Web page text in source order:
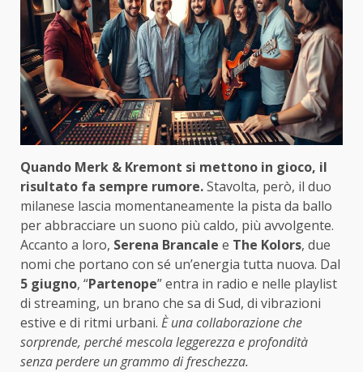
Quando Merk & Kremont si mettono in gioco, il
risultato fa sempre rumore.Stavolta, però, il duo
milanese lascia momentaneamente la pista da ballo
per abbracciare un suono più caldo, più avvolgente.
Accanto a loro, Serena Brancale e The Kolors, due
nomi che portano con sé un’energia tutta nuova. Dal
5 giugno, “Partenope” entra in radio e nelle playlist
di streaming, un brano che sa di Sud, di vibrazioni
estive e di ritmi urbani. È una collaborazione che
sorprende, perché mescola leggerezza e profondità
senza perdere un grammo di freschezza.